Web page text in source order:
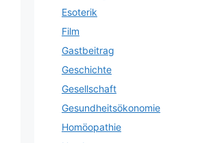
Esoterik
Film
Gastbeitrag
Geschichte
Gesellschaft
Gesundheitsökonomie
Homöopathie